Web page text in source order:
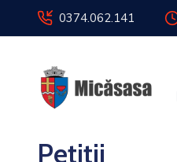
0374.062.141
Petitii